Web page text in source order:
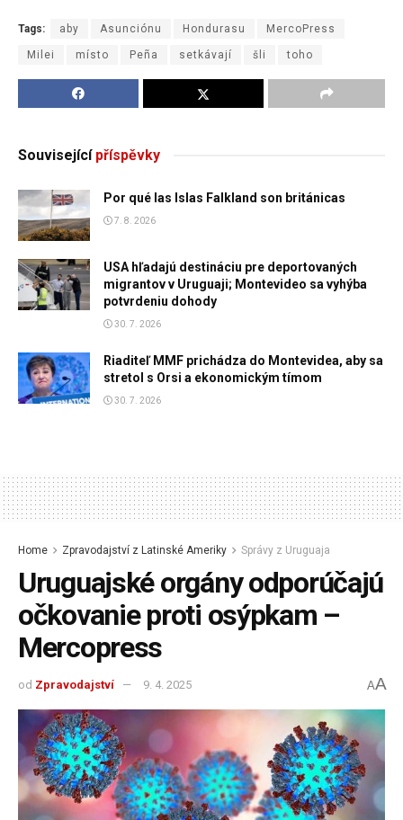
Tags: aby Asunciónu Hondurasu MercoPress
Milei místo Peña setkávají šli toho
Souvisejícípříspěvky
Por qué las Islas Falkland son británicas
7. 8. 2026
USA hľadajú destináciu pre deportovaných
migrantov v Uruguaji; Montevideo sa vyhýba
potvrdeniu dohody
30. 7. 2026
Riaditeľ MMF prichádza do Montevidea, aby sa
stretol s Orsi a ekonomickým tímom
30. 7. 2026
Home Zpravodajství z Latinské Ameriky Správy z Uruguaja
Uruguajské orgány odporúčajú
očkovanie proti osýpkam –
Mercopress
od Zpravodajství 9. 4. 2025 AA